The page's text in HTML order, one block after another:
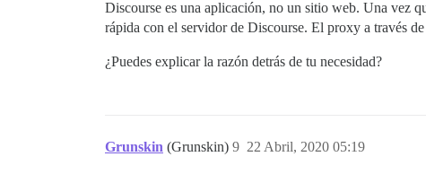
Discourse es una aplicación, no un sitio web. Una vez
rápida con el servidor de Discourse. El proxy a través
¿Puedes explicar la razón detrás de tu necesidad?
Grunskin (Grunskin) 22 Abril, 2020 05:19
9